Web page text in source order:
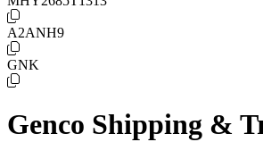
A2ANH9
GNK
Genco Shipping &